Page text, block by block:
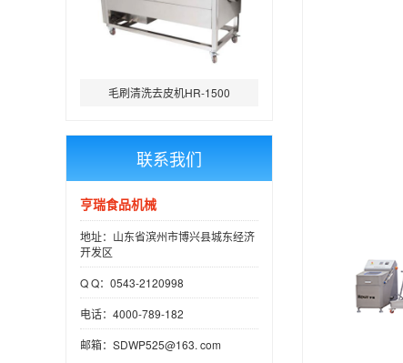
毛刷清洗去皮机HR-1500
联系我们
亨瑞食品机械
地址：山东省滨州市博兴县城东经济
开发区
Q Q：0543-2120998
电话：4000-789-182
邮箱：SDWP525@163. com